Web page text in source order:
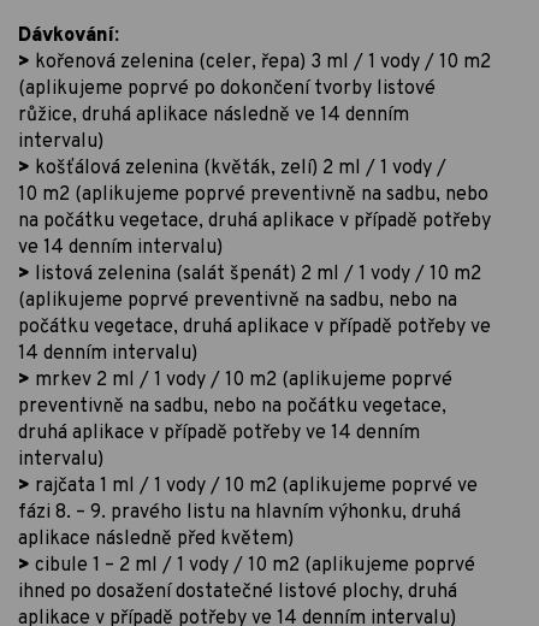
Dávkování:
> kořenová zelenina (celer, řepa) 3 ml / 1 vody / 10 m2
(aplikujeme poprvé po dokončení tvorby listové
růžice, druhá aplikace následně ve 14 denním
intervalu)
> košťálová zelenina (květák, zelí) 2 ml / 1 vody /
10 m2 (aplikujeme poprvé preventivně na sadbu, nebo
na počátku vegetace, druhá aplikace v případě potřeby
ve 14 denním intervalu)
> listová zelenina (salát špenát) 2 ml / 1 vody / 10 m2
(aplikujeme poprvé preventivně na sadbu, nebo na
počátku vegetace, druhá aplikace v případě potřeby ve
14 denním intervalu)
> mrkev 2 ml / 1 vody / 10 m2 (aplikujeme poprvé
preventivně na sadbu, nebo na počátku vegetace,
druhá aplikace v případě potřeby ve 14 denním
intervalu)
> rajčata 1 ml / 1 vody / 10 m2 (aplikujeme poprvé ve
fázi 8. – 9. pravého listu na hlavním výhonku, druhá
aplikace následně před květem)
> cibule 1 – 2 ml / 1 vody / 10 m2 (aplikujeme poprvé
ihned po dosažení dostatečné listové plochy, druhá
aplikace v případě potřeby ve 14 denním intervalu)